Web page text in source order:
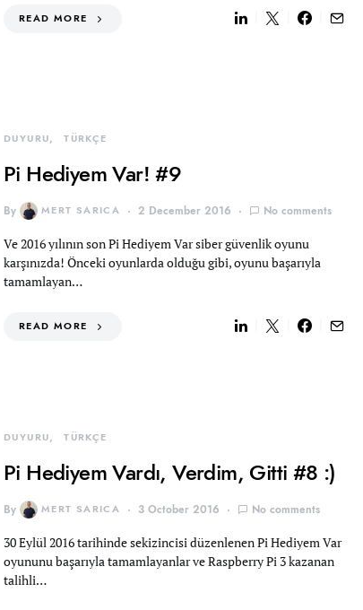
READ MORE
DUYURU TÜRKÇE
Pi Hediyem Var! #9
By MERT SARICA 2 December 2016 No comments
Ve 2016 yılının son Pi Hediyem Var siber güvenlik oyunu
karşınızda! Önceki oyunlarda olduğu gibi, oyunu başarıyla
tamamlayan…
READ MORE
DUYURU TÜRKÇE
Pi Hediyem Vardı, Verdim, Gitti #8 :)
By MERT SARICA 3 October 2016 No comments
30 Eylül 2016 tarihinde sekizincisi düzenlenen Pi Hediyem Var
oyununu başarıyla tamamlayanlar ve Raspberry Pi 3 kazanan
talihli…